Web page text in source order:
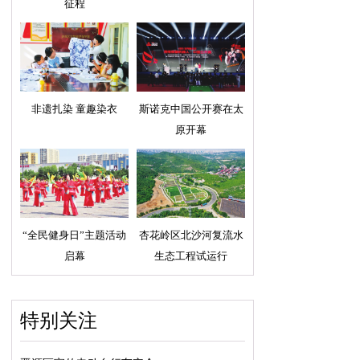
征程
非遗扎染 童趣染衣
斯诺克中国公开赛在太
原开幕
“全民健身日”主题活动
启幕
杏花岭区北沙河复流水
生态工程试运行
特别关注